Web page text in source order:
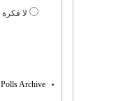
لا فكرة
Polls Archive